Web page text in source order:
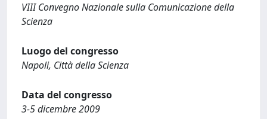
VIII Convegno Nazionale sulla Comunicazione della
Scienza
Luogo del congresso
Napoli, Città della Scienza
Data del congresso
3-5 dicembre 2009